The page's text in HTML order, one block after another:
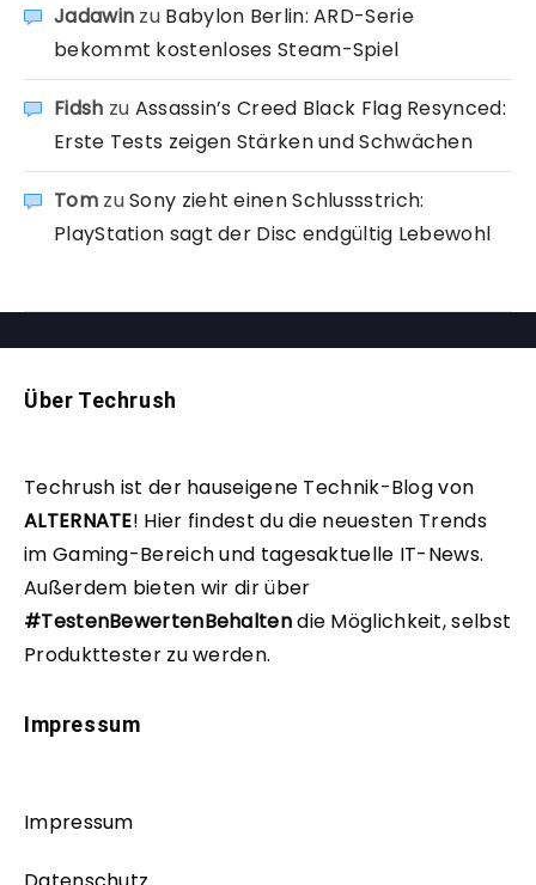
Jadawin zu Babylon Berlin: ARD-Serie
bekommt kostenloses Steam-Spiel
Fidsh zu Assassin’s Creed Black Flag Resynced:
Erste Tests zeigen Stärken und Schwächen
TomzuSony zieht einen Schlussstrich:
PlayStation sagt der Disc endgültig Lebewohl
Über Techrush
Techrush ist der hauseigene Technik-Blog von
ALTERNATE! Hier findest du die neuesten Trends
im Gaming-Bereich und tagesaktuelle IT-News.
Außerdem bieten wir dir über
#TestenBewertenBehaltendie Möglichkeit, selbst
Produkttester zu werden.
Impressum
Impressum